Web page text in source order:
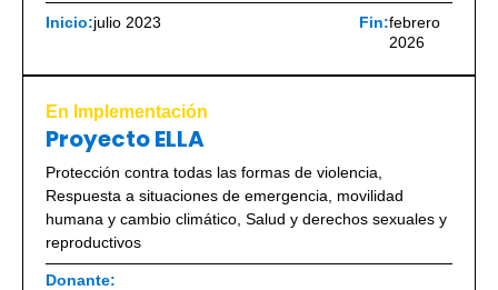
Inicio:julio 2023 Fin:febrero
2026
En Implementación
Proyecto ELLA
Protección contra todas las formas de violencia
Respuesta a situaciones de emergencia, movilidad
humana y cambio climático Salud y derechos sexuales y
reproductivos
Donante: